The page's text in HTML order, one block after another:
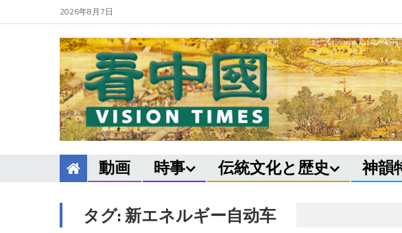
2026年8月7日
動画 時事 伝統文化と歴史 神韻
タグ:新エネルギー自动车